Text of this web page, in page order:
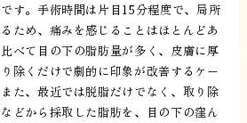
す。手術時間は片目15分程度で、局所
ため、痛みを感じることはほとんどあ
べて目の下の脂肪量が多く、皮膚に厚
除くだけで劇的に印象が改善するケー
た、最近では脱脂だけでなく、取り除
どから採取した脂肪を、目の下の窪ん